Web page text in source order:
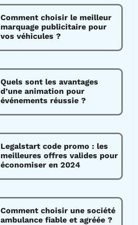
Comment choisir le meilleur
marquage publicitaire pour
vos véhicules ?
Quels sont les avantages
d’une animation pour
événements réussie ?
Legalstart code promo : les
meilleures offres valides pour
économiser en 2024
Comment choisir une société
ambulance fiable et agréée ?